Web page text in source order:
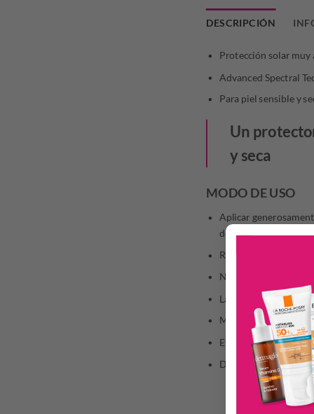
DESCRIPCIÓN
Protección solar
Advanced Spectral
Para piel sensible y
Un
y seca
MODO DE USO
Aplicar
después de nadar
Reducir la cantidad
No permanezcas
La sobreexposición al
Mantén a los bebés
Evita el contacto con
Deja que se absorba